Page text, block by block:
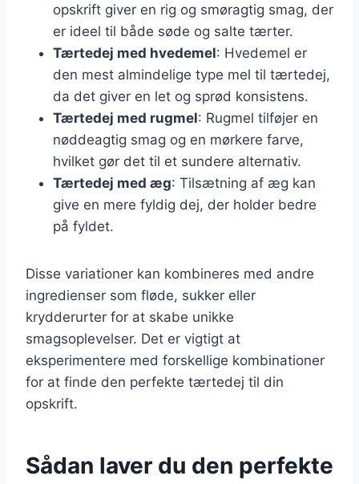
opskrift giver en rig og smøragtig smag, der
er ideel til både søde og salte tærter.
Tærtedej med hvedemel: Hvedemel er
den mest almindelige type mel til tærtedej,
da det giver en let og sprød konsistens.
Tærtedej med rugmel: Rugmel tilføjer en
nøddeagtig smag og en mørkere farve,
hvilket gør det til et sundere alternativ.
Tærtedej med æg: Tilsætning af æg kan
give en mere fyldig dej, der holder bedre
på fyldet.
Disse variationer kan kombineres med andre
ingredienser som fløde, sukker eller
krydderurter for at skabe unikke
smagsoplevelser. Det er vigtigt at
eksperimentere med forskellige kombinationer
for at finde den perfekte tærtedej til din
opskrift.
Sådan laver du den perfekte